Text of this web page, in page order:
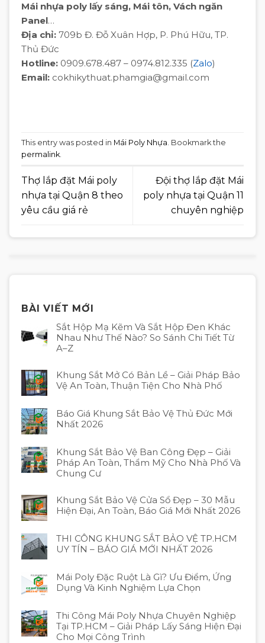
Mái nhựa poly lấy sáng, Mái tôn, Vách ngăn
Panel…
Địa chỉ: 709b Đ. Đỗ Xuân Hợp, P. Phú Hữu, TP.
Thủ Đức
Hotline: 0909.678.487 – 0974.812.335 (Zalo)
Email: cokhikythuat.phamgia@gmail.com
This entry was posted in Mái Poly Nhựa . Bookmark the
permalink
Thợ lắp đặt Mái poly
nhựa tại Quận 8 theo
yêu cầu giá rẻ
Đội thợ lắp đặt Mái
poly nhựa tại Quận 11
chuyên nghiệp
BÀI VIẾT MỚI
Sắt Hộp Mạ Kẽm Và Sắt Hộp Đen Khác
Nhau Như Thế Nào? So Sánh Chi Tiết Từ
A–Z
Khung Sắt Mở Có Bản Lề – Giải Pháp Bảo
Vệ An Toàn, Thuận Tiện Cho Nhà Phố
Báo Giá Khung Sắt Bảo Vệ Thủ Đức Mới
Nhất 2026
Khung Sắt Bảo Vệ Ban Công Đẹp – Giải
Pháp An Toàn, Thẩm Mỹ Cho Nhà Phố Và
Chung Cư
Khung Sắt Bảo Vệ Cửa Sổ Đẹp – 30 Mẫu
Hiện Đại, An Toàn, Báo Giá Mới Nhất 2026
THI CÔNG KHUNG SẮT BẢO VỆ TP.HCM
UY TÍN – BÁO GIÁ MỚI NHẤT 2026
Mái Poly Đặc Ruột Là Gì? Ưu Điểm, Ứng
Dụng Và Kinh Nghiệm Lựa Chọn
Thi Công Mái Poly Nhựa Chuyên Nghiệp
Tại TP.HCM – Giải Pháp Lấy Sáng Hiện Đại
Cho Mọi Công Trình